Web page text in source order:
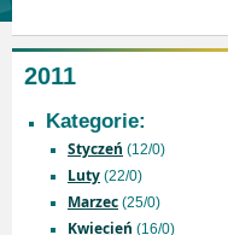
2011
Kategorie:
Styczeń (12/0)
Luty (22/0)
Marzec (25/0)
Kwiecień (16/0)